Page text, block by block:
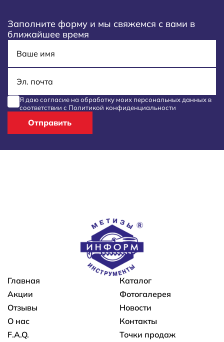
Заполните форму и мы свяжемся с вами в
ближайшее время
E-mail
Я даю согласие на обработку моих персональных данных в
соответствии с Политикой конфиденциальности
Отправить
Основная навигация
Главная
Каталог
Акции
Фотогалерея
Отзывы
Новости
О нас
Контакты
F.A.Q.
Точки продаж